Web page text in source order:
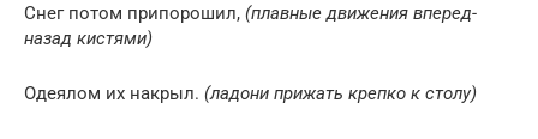
Снег потом припорошил, (плавные движения вперед-
назад кистями)
Одеялом их накрыл. (ладони прижать крепко к столу)